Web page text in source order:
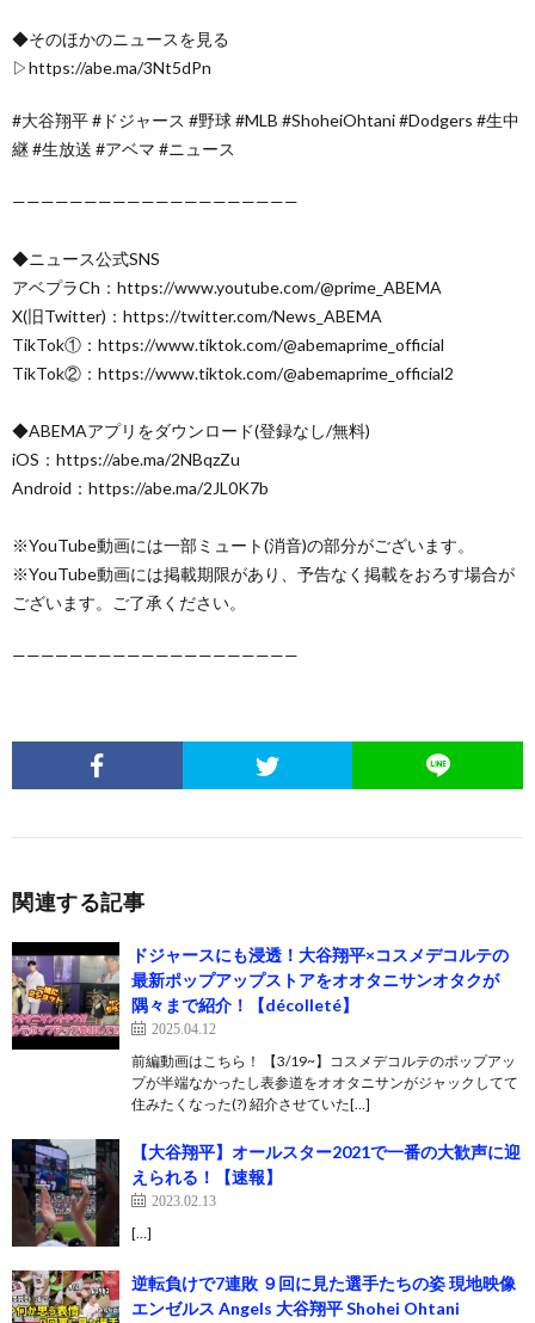
◆そのほかのニュースを見る
▷https://abe.ma/3Nt5dPn
#大谷翔平 #ドジャース #野球 #MLB #ShoheiOhtani #Dodgers #生中
継 #生放送 #アベマ #ニュース
————————————————————
◆ニュース公式SNS
アベプラCh：https://www.youtube.com/@prime_ABEMA
X(旧Twitter)：https://twitter.com/News_ABEMA
TikTok①：https://www.tiktok.com/@abemaprime_official
TikTok②：https://www.tiktok.com/@abemaprime_official2
◆ABEMAアプリをダウンロード(登録なし/無料)
iOS：https://abe.ma/2NBqzZu
Android：https://abe.ma/2JL0K7b
※YouTube動画には一部ミュート(消音)の部分がございます。
※YouTube動画には掲載期限があり、予告なく掲載をおろす場合が
ございます。ご了承ください。
————————————————————
関連する記事
ドジャースにも浸透！大谷翔平×コスメデコルテの
最新ポップアップストアをオオタニサンオタクが
隅々まで紹介！【décolleté】
2025.04.12
前編動画はこちら！ 【3/19~】コスメデコルテのポップアッ
プが半端なかったし表参道をオオタニサンがジャックしてて
住みたくなった(?) 紹介させていた[…]
【大谷翔平】オールスター2021で一番の大歓声に迎
えられる！【速報】
2023.02.13
[…]
逆転負けで7連敗 ９回に見た選手たちの姿 現地映像
エンゼルス Angels 大谷翔平 Shohei Ohtani